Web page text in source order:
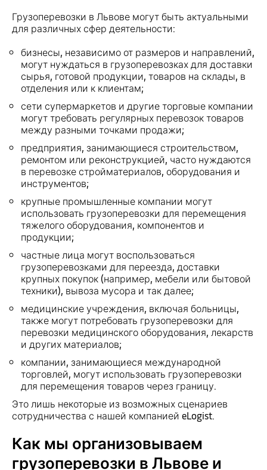
Грузоперевозки в Львове могут быть актуальными
для различных сфер деятельности:
бизнесы, независимо от размеров и направлений,
могут нуждаться в грузоперевозках для доставки
сырья, готовой продукции, товаров на склады, в
отделения или к клиентам;
сети супермаркетов и другие торговые компании
могут требовать регулярных перевозок товаров
между разными точками продажи;
предприятия, занимающиеся строительством,
ремонтом или реконструкцией, часто нуждаются
в перевозке стройматериалов, оборудования и
инструментов;
крупные промышленные компании могут
использовать грузоперевозки для перемещения
тяжелого оборудования, компонентов и
продукции;
частные лица могут воспользоваться
грузоперевозками для переезда, доставки
крупных покупок (например, мебели или бытовой
техники), вывоза мусора и так далее;
медицинские учреждения, включая больницы,
также могут потребовать грузоперевозки для
перевозки медицинского оборудования, лекарств
и других материалов;
компании, занимающиеся международной
торговлей, могут использовать грузоперевозки
для перемещения товаров через границу.
Это лишь некоторые из возможных сценариев
сотрудничества с нашей компанией eLogist.
Как мы организовываем
грузоперевозки в Львове и